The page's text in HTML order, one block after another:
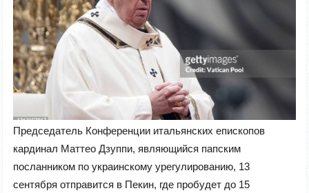
Председатель Конференции итальянских епископов
кардинал Маттео Дзуппи, являющийся папским
посланником по украинскому урегулированию, 13
сентября отправится в Пекин, где пробудет до 15